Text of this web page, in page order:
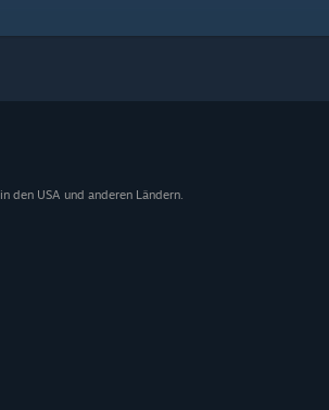
den USA und anderen Ländern.